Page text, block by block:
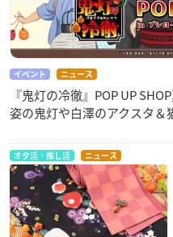
イベント ニュース
『鬼灯の冷徹』POP UP
姿の鬼灯や白澤のアクスタ＆
オタ活・推し活 ニュース